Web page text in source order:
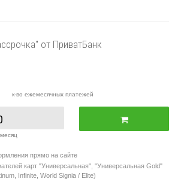
от ПриватБанк
к-во ежемесячных платежей
прямо на сайте
карт "Универсальная", "Универсальная Gold"
Infinite, World Signia / Elite)